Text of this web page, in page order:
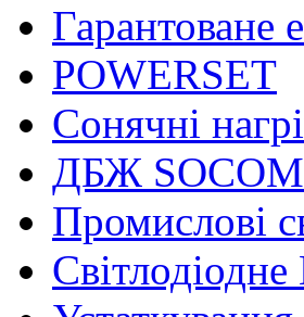
Гарантоване
POWERSET
Сонячні
ДБЖ
Промислові